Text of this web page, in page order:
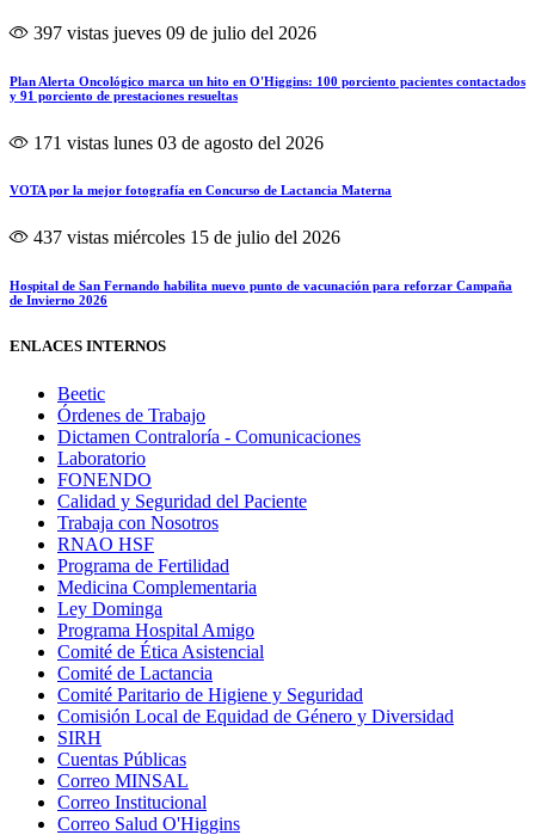
397 vistas jueves 09 de julio del 2026
Plan Alerta Oncológico marca un hito en O'Higgins: 100 porciento pacientes contactados
y 91 porciento de prestaciones resueltas
171 vistas lunes 03 de agosto del 2026
VOTA por la mejor fotografía en Concurso de Lactancia Materna
437 vistas miércoles 15 de julio del 2026
Hospital de San Fernando habilita nuevo punto de vacunación para reforzar Campaña
de Invierno 2026
ENLACES INTERNOS
Beetic
Órdenes de Trabajo
Dictamen Contraloría - Comunicaciones
Laboratorio
FONENDO
Calidad y Seguridad del Paciente
Trabaja con Nosotros
RNAO HSF
Programa de Fertilidad
Medicina Complementaria
Ley Dominga
Programa Hospital Amigo
Comité de Ética Asistencial
Comité de Lactancia
Comité Paritario de Higiene y Seguridad
Comisión Local de Equidad de Género y Diversidad
SIRH
Cuentas Públicas
Correo MINSAL
Correo Institucional
Correo Salud O'Higgins